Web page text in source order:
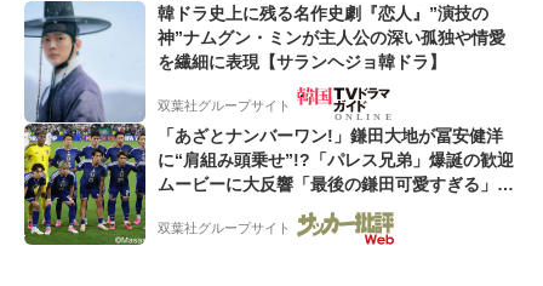
韓ドラ史上に残る名作史劇『恋人』”演技の
神”ナムグン・ミンが主人公の深い孤独や情愛
を繊細に表現【サランヘジョ韓ドラ】
双葉社グループサイト
「あざとナンバーワン!」鎌田大地が冨安健洋
に“肩組み頭乗せ”!?「パレス兄弟」爆誕の歓迎
ムービーに大反響「最後の鎌田可愛すぎる」
「粋にも程がある!」
双葉社グループサイト